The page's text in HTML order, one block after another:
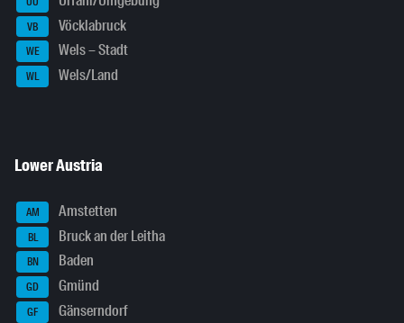
VB Vöcklabruck
WE Wels – Stadt
WL Wels/Land
Lower Austria
AM Amstetten
BL Bruck an der Leitha
BN Baden
GD Gmünd
GF Gänserndorf